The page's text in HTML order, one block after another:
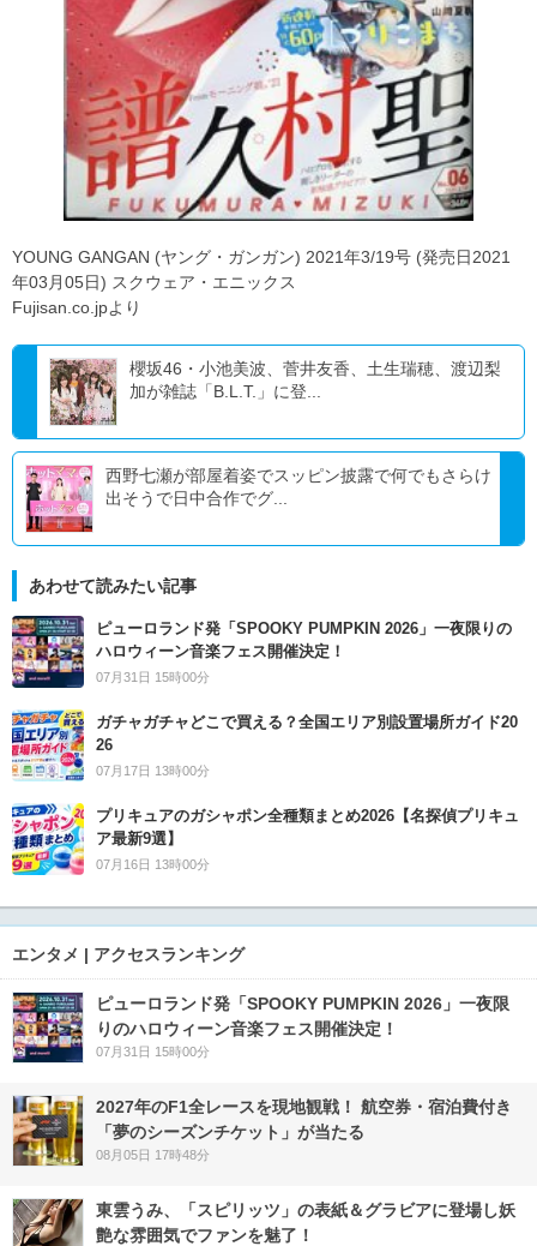
YOUNG GANGAN (ヤング・ガンガン) 2021年3/19号 (発売日2021
年03月05日) スクウェア・エニックス
Fujisan.co.jpより
櫻坂46・小池美波、菅井友香、土生瑞穂、渡辺梨
加が雑誌「B.L.T.」に登...
西野七瀬が部屋着姿でスッピン披露で何でもさらけ
出そうで日中合作でグ...
あわせて読みたい記事
ピューロランド発「SPOOKY PUMPKIN 2026」一夜限りの
ハロウィーン音楽フェス開催決定！
07月31日 15時00分
ガチャガチャどこで買える？全国エリア別設置場所ガイド20
26
07月17日 13時00分
プリキュアのガシャポン全種類まとめ2026【名探偵プリキュ
ア最新9選】
07月16日 13時00分
エンタメ | アクセスランキング
ピューロランド発「SPOOKY PUMPKIN 2026」一夜限
りのハロウィーン音楽フェス開催決定！
07月31日 15時00分
2027年のF1全レースを現地観戦！ 航空券・宿泊費付き
「夢のシーズンチケット」が当たる
08月05日 17時48分
東雲うみ、「スピリッツ」の表紙＆グラビアに登場し妖
艶な雰囲気でファンを魅了！